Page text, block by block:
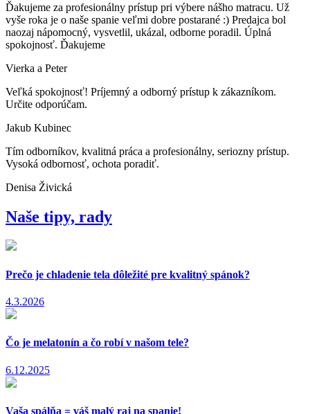
Ďakujeme za profesionálny prístup pri výbere nášho matracu. Už
vyše roka je o naše spanie veľmi dobre postarané :) Predajca bol
naozaj nápomocný, vysvetlil, ukázal, odborne poradil. Úplná
spokojnosť. Ďakujeme
Vierka a Peter
Veľká spokojnosť! Príjemný a odborný prístup k zákazníkom.
Určite odporúčam.
Jakub Kubinec
Tím odborníkov, kvalitná práca a profesionálny, seriozny prístup.
Vysoká odbornosť, ochota poradiť.
Denisa Živická
Naše tipy, rady
Prečo je chladenie tela dôležité pre kvalitný spánok?
4.3.2026
Čo je melatonín a čo robí v našom tele?
6.12.2025
Vaša spálňa = váš malý raj na spanie!